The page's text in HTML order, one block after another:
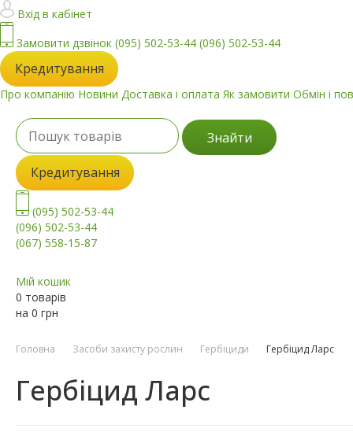
Вхід в кабінет
Замовити дзвінок (095) 502-53-44 (096) 502-53-44
Кредитування
Про компанію Новини Доставка і оплата Як замовити Обмін і
Знайти
Кредитування
(095) 502-53-44
(096) 502-53-44
(067) 558-15-87
Мій кошик
0 товарів
на 0 грн
Головна Засоби захисту рослин Гербіциди Гербіцид Ларс
Гербіцид Ларс